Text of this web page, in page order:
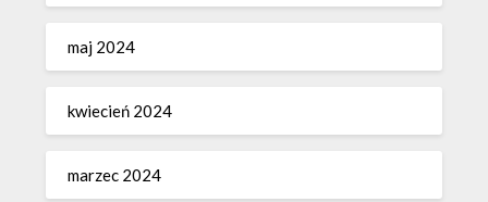
maj 2024
kwiecień 2024
marzec 2024